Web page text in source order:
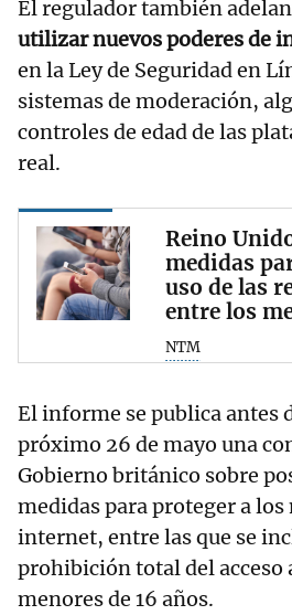
El regulador también
utilizar nuevos poderes de
en la Ley de Seguridad en
sistemas de moderación,
controles de edad de las
real.
Reino
medidas
uso de las
entre los
NTM
El informe se publica antes
próximo 26 de mayo una
Gobierno británico sobre
medidas para proteger a los
internet, entre las que se
prohibición total del acceso
menores de 16 años.